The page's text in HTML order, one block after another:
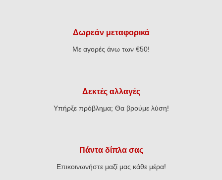
Δωρεάν μεταφορικά
Με αγορές άνω των €50!
Δεκτές αλλαγές
Υπήρξε πρόβλημα; Θα βρούμε λύση!
Πάντα δίπλα σας
Επικοινωνήστε μαζί μας κάθε μέρα!